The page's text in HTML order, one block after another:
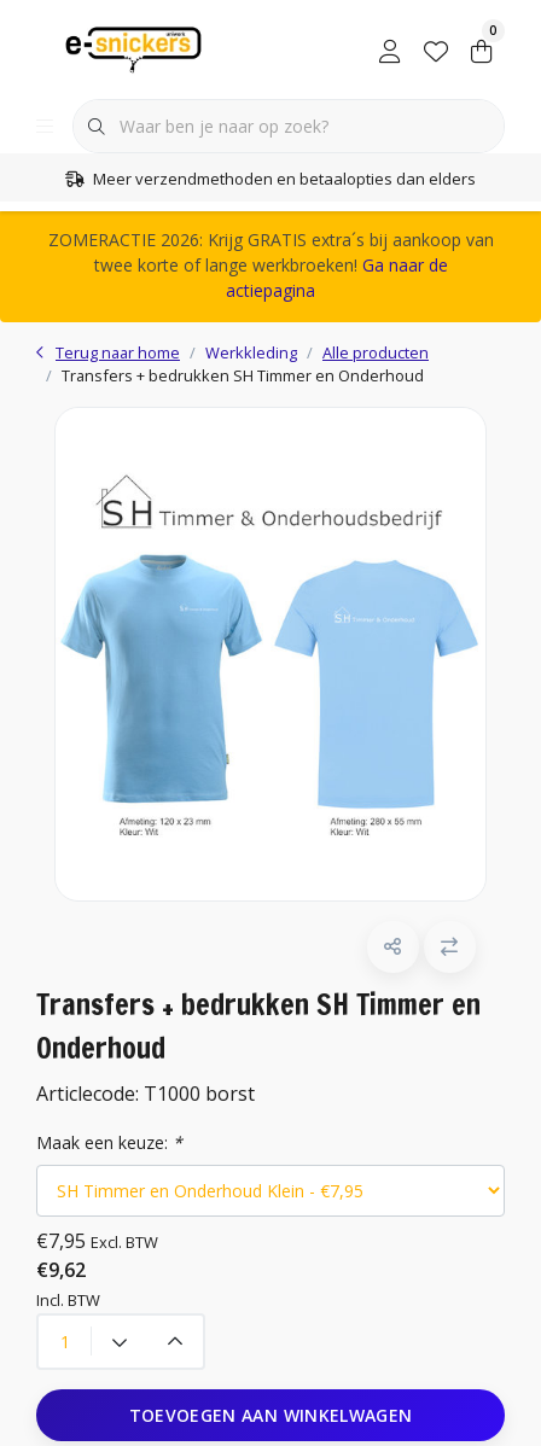
0
Meer verzendmethoden en betaalopties dan elders
ZOMERACTIE 2026: Krijg GRATIS extra´s bij aankoop van
twee korte of lange werkbroeken! Ga naar de
actiepagina
Terug naar home Werkkleding
Alle producten
Transfers + bedrukken SH Timmer en Onderhoud
Transfers + bedrukken SH Timmer en
Onderhoud
Articlecode: T1000 borst
Maak een keuze: *
€7,95 Excl. BTW
€9,62
Incl. BTW
TOEVOEGEN AAN WINKELWAGEN